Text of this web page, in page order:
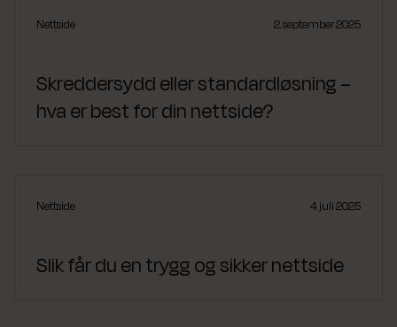
Nettside 2. september 2025
Skreddersydd eller standardløsning –
hva er best for din nettside?
Nettside 4. juli 2025
Slik får du en trygg og sikker nettside